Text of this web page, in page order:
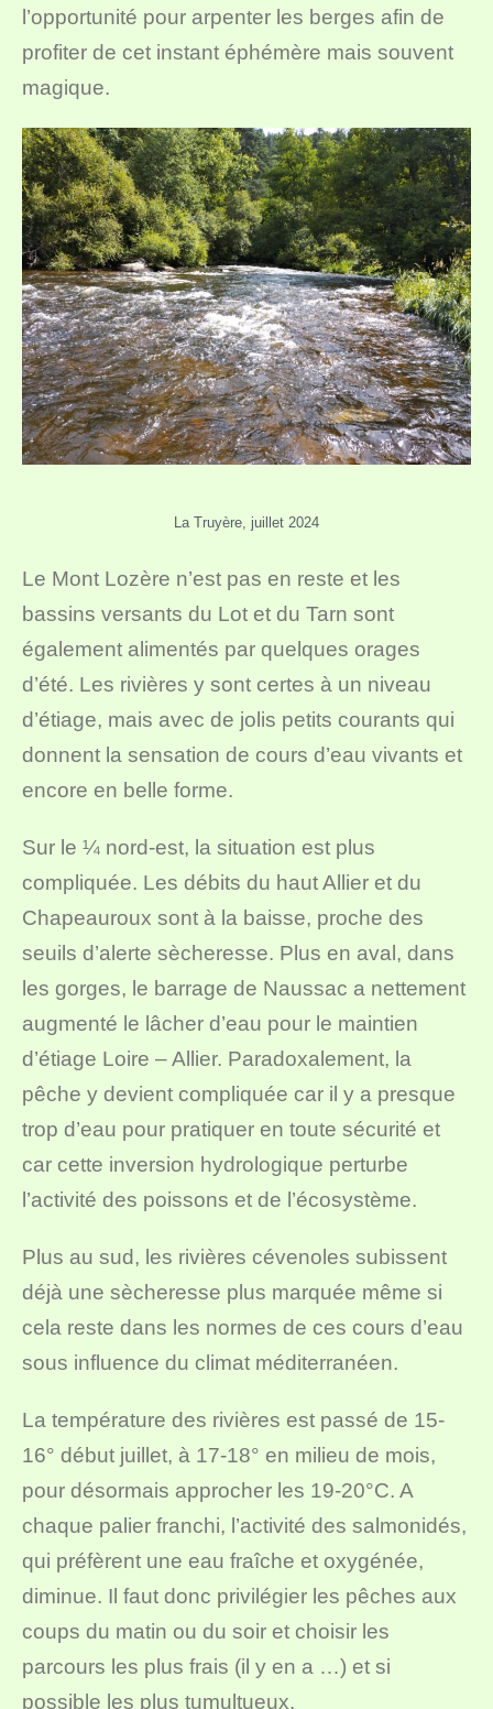
l’opportunité pour arpenter les berges afin de
profiter de cet instant éphémère mais souvent
magique.
La Truyère, juillet 2024
Le Mont Lozère n’est pas en reste et les
bassins versants du Lot et du Tarn sont
également alimentés par quelques orages
d’été. Les rivières y sont certes à un niveau
d’étiage, mais avec de jolis petits courants qui
donnent la sensation de cours d’eau vivants et
encore en belle forme.
Sur le ¼ nord-est, la situation est plus
compliquée. Les débits du haut Allier et du
Chapeauroux sont à la baisse, proche des
seuils d’alerte sècheresse. Plus en aval, dans
les gorges, le barrage de Naussac a nettement
augmenté le lâcher d’eau pour le maintien
d’étiage Loire – Allier. Paradoxalement, la
pêche y devient compliquée car il y a presque
trop d’eau pour pratiquer en toute sécurité et
car cette inversion hydrologique perturbe
l’activité des poissons et de l’écosystème.
Plus au sud, les rivières cévenoles subissent
déjà une sècheresse plus marquée même si
cela reste dans les normes de ces cours d’eau
sous influence du climat méditerranéen.
La température des rivières est passé de 15-
16° début juillet, à 17-18° en milieu de mois,
pour désormais approcher les 19-20°C. A
chaque palier franchi, l’activité des salmonidés,
qui préfèrent une eau fraîche et oxygénée,
diminue. Il faut donc privilégier les pêches aux
coups du matin ou du soir et choisir les
parcours les plus frais (il y en a …) et si
possible les plus tumultueux.